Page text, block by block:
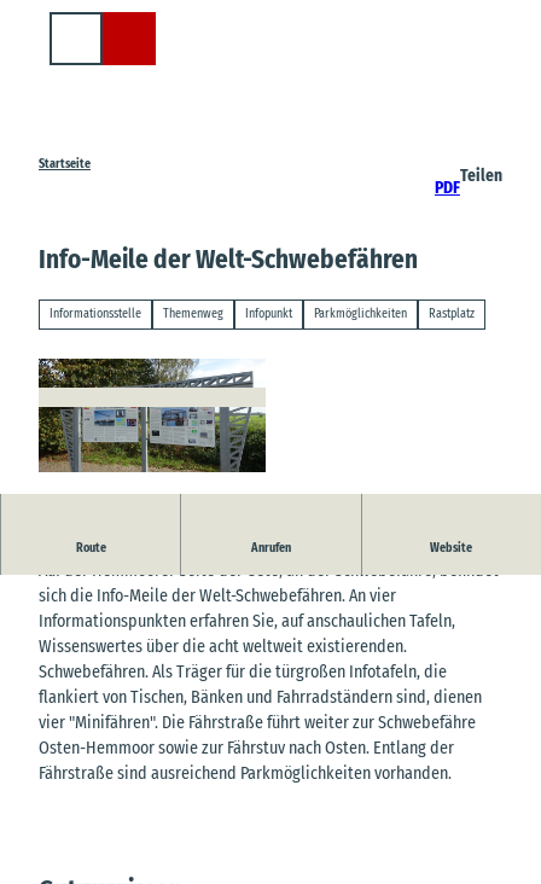
Startseite
PDF
Teilen
Info-Meile der Welt-Schwebefähren
Informationsstelle Themenweg Infopunkt Parkmöglichkeiten Rastplatz
oor |CC-BY-SA
Route Anrufen Website
Info-Meile der Welt-Schwebefähren auf der Fährstaße
Auf der Hemmoorer Seite der Oste, an der Schwebefähre, befindet
sich die Info-Meile der Welt-Schwebefähren. An vier
Informationspunkten erfahren Sie, auf anschaulichen Tafeln,
Wissenswertes über die acht weltweit existierenden.
Schwebefähren. Als Träger für die türgroßen Infotafeln, die
flankiert von Tischen, Bänken und Fahrradständern sind, dienen
vier "Minifähren". Die Fährstraße führt weiter zur Schwebefähre
Osten-Hemmoor sowie zur Fährstuv nach Osten. Entlang der
Fährstraße sind ausreichend Parkmöglichkeiten vorhanden.